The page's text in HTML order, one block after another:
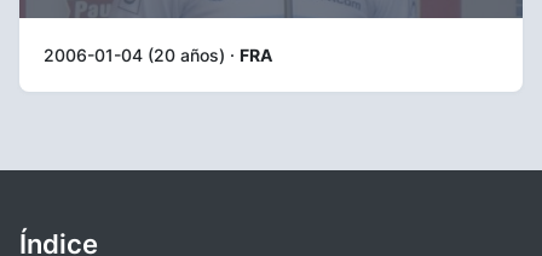
2006-01-04 (20 años) · FRA
Índice